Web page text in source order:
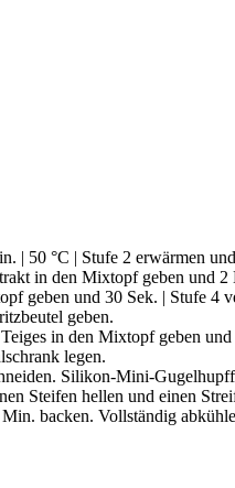
| 50 °C | Stufe 2 erwärmen
in den Mixtopf geben und 2
geben und 30 Sek. | Stufe 4
geben.
in den Mixtopf geben
legen.
Silikon-Mini-
Steifen hellen und einen
backen. Vollständig